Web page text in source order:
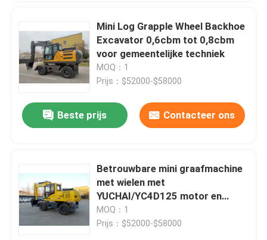
Mini Log Grapple Wheel Backhoe
Excavator 0,6cbm tot 0,8cbm
voor gemeentelijke techniek
MOQ：1
Prijs：$52000-$58000
Beste prijs Contacteer ons
Betrouwbare mini graafmachine
met wielen met
YUCHAI/YC4D125 motor en
9,00-20/8 banden
MOQ：1
Prijs：$52000-$58000